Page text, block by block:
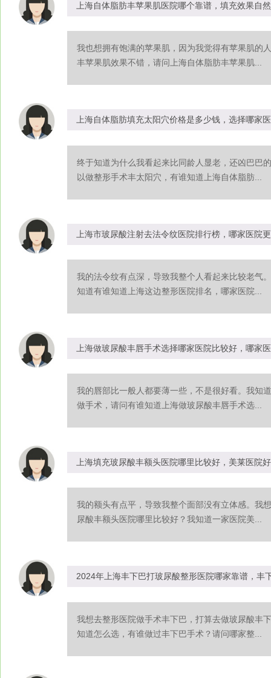
上海自体脂肪丰苹果肌医院哪个靠谱，填充效果自然
我也想拥有饱满的苹果肌，因为我觉得有苹果肌的
丰苹果肌效果不错，请问上海自体脂肪丰苹果肌...
上海自体脂肪填充太阳穴价格是多少钱，选择哪家
终于知道为什么我看起来比同龄人显老，还凶巴巴
以做整形手术丰太阳穴，有谁知道上海自体脂肪...
上海市玻尿酸注射去法令纹医院排行榜，哪家医院
我的法令纹有点深，导致我整个人看起来比较老气
知道有谁知道上海这边整形医院排名，哪家医院...
上海做玻尿酸丰唇手术选择哪家医院比较好，哪家
我的唇部比一般人都要薄一些，不是很好看。我知
做手术，请问有谁知道上海做玻尿酸丰唇手术选...
上海填充玻尿酸丰额头医院哪里比较好，美莱医院
我的额头有点平，导致我整个面部没有立体感。我
尿酸丰额头医院哪里比较好？我知道一家医院美...
2024年上海丰下巴打玻尿酸整形医院哪家靠谱，丰
我想去整形医院做手术丰下巴，打算去做玻尿酸丰
知道怎么选，有谁做过丰下巴手术？请问哪家整...